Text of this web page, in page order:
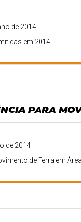
de 2014
em 2014
PARA
de 2014
de Terra em